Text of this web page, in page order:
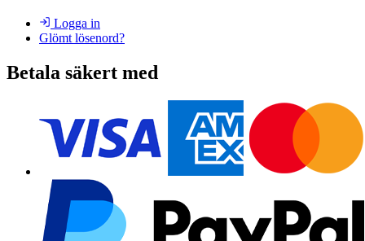
Logga in
Glömt lösenord?
Betala säkert med